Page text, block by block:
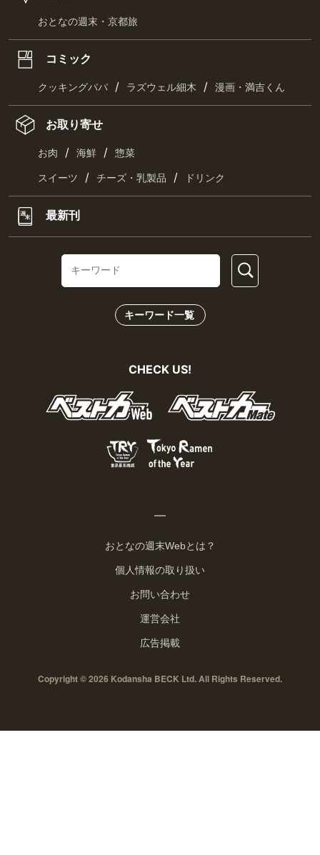
おとなの週末・京都旅
コミック
クッキングパパ / ラズウェル細木 / 漫画・満吉くん
お取り寄せ
お肉 / 海鮮 / 惣菜
スイーツ / チーズ・乳製品 / ドリンク
最新刊
キーワード一覧
CHECK US!
おとなの週末Webとは？
個人情報の取り扱い
お問い合わせ
運営会社
広告掲載
Copyright © 2026 Kodansha BECK Ltd. All Rights Reserved.